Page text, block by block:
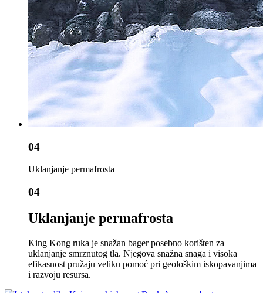
04
Uklanjanje permafrosta
04
Uklanjanje permafrosta
King Kong ruka je snažan bager posebno korišten za
uklanjanje smrznutog tla. Njegova snažna snaga i visoka
efikasnost pružaju veliku pomoć pri geološkim iskopavanjima
i razvoju resursa.